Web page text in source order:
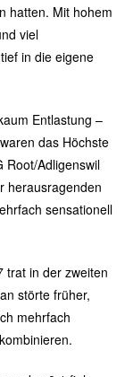
hatten. Mit hohem
viel
in die eigene
Entlastung –
das Höchste
Root/Adligenswil
herausragenden
sensationell
trat in der zweiten
störte früher,
mehrfach